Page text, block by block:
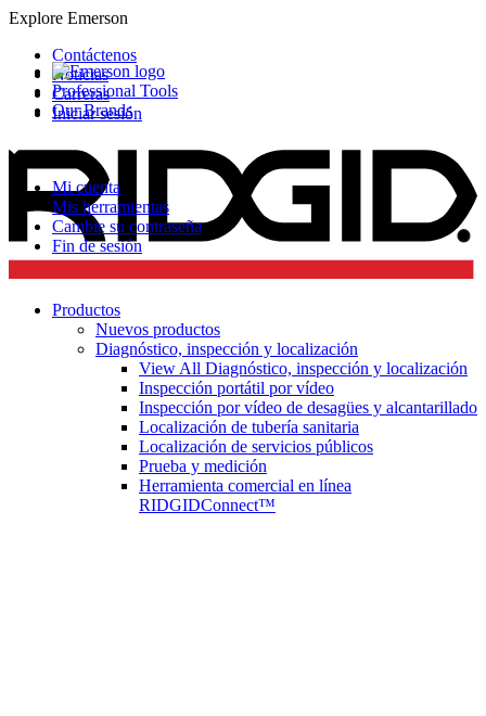
Explore Emerson
Professional Tools
Our Brands
Contáctenos
Noticias
Carreras
Iniciar sesión
Mi cuenta
Mis herramientas
Cambie su contraseña
Fin de sesión
Productos
Nuevos productos
Diagnóstico, inspección y localización
View All Diagnóstico, inspección y localización
Inspección portátil por vídeo
Inspección por vídeo de desagües y alcantarillado
Localización de tubería sanitaria
Localización de servicios públicos
Prueba y medición
Herramienta comercial en línea
RIDGIDConnect™